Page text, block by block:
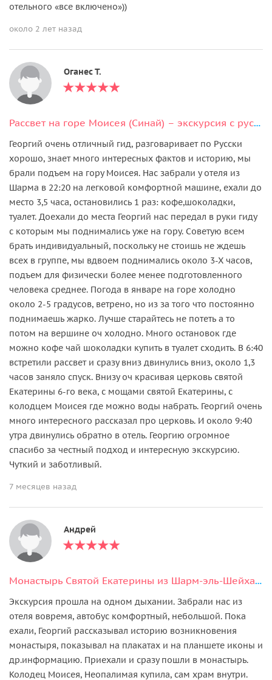
отельного «все включено»))
около 2 лет назад
Оганес Т.
Рассвет на горе Моисея (Синай) – экскурсия с русским гидом
Георгий очень отличный гид, разговаривает по Русски
хорошо, знает много интересных фактов и историю, мы
брали подъем на гору Моисея. Нас забрали у отеля из
Шарма в 22:20 на легковой комфортной машине, ехали до
место 3,5 часа, остановились 1 раз: кофе,шоколадки,
туалет. Доехали до места Георгий нас передал в руки гиду
с которым мы поднимались уже на гору. Советую всем
брать индивидуальный, поскольку не стоишь не ждешь
всех в группе, мы вдвоем поднимались около 3-Х часов,
подъем для физически более менее подготовленного
человека среднее. Погода в январе на горе холодно
около 2-5 градусов, ветрено, но из за того что постоянно
поднимаешь жарко. Лучше старайтесь не потеть а то
потом на вершине оч холодно. Много остановок где
можно кофе чай шоколадки купить в туалет сходить. В 6:40
встретили рассвет и сразу вниз двинулись вниз, около 1,3
часов заняло спуск. Внизу оч красивая церковь святой
Екатерины 6-го века, с мощами святой Екатерины, с
колодцем Моисея где можно воды набрать. Георгий очень
много интересного рассказал про церковь. И около 9:40
утра двинулись обратно в отель. Георгию огромное
спасибо за честный подход и интересную экскурсию.
Чуткий и заботливый.
7 месяцев назад
Андрей
Монастырь Святой Екатерины из Шарм-эль-Шейха с гидом.
Экскурсия прошла на одном дыхании. Забрали нас из
отеля вовремя, автобус комфортный, небольшой. Пока
ехали, Георгий рассказывал историю возникновения
монастыря, показывал на плакатах и на планшете иконы и
др.информацию. Приехали и сразу пошли в монастырь.
Колодец Моисея, Неопалимая купила, сам храм внутри.